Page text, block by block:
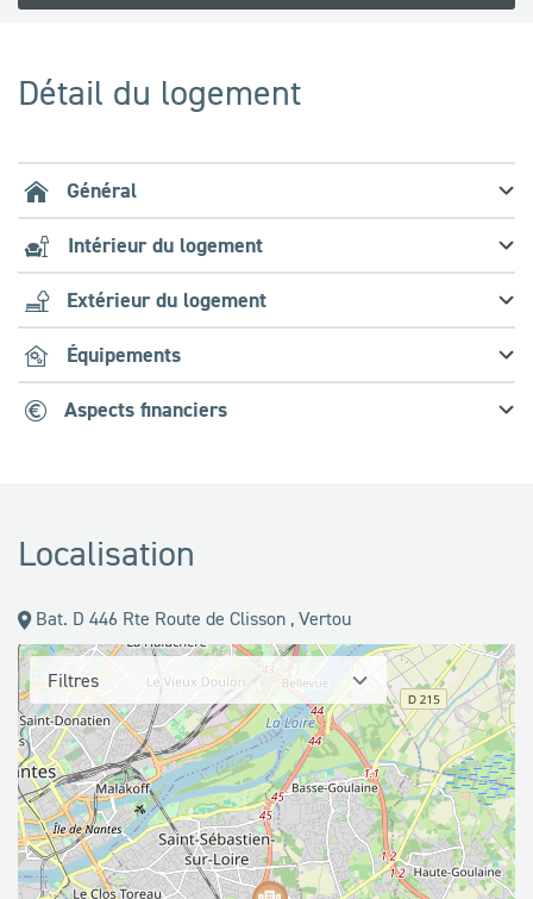
Détail du logement
Général
Intérieur du logement
Extérieur du logement
Équipements
Aspects financiers
Localisation
Bat. D 446 Rte Route de Clisson , Vertou
Filtres